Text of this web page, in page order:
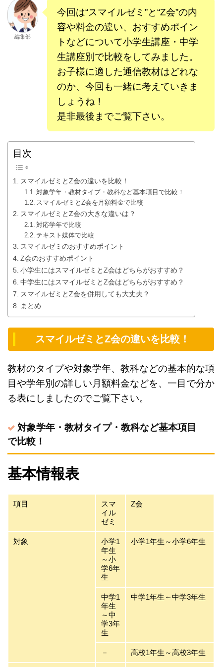
編集部
今回は“スマイルゼミ”と“Z会”の内
容や料金の違い、おすすめポイン
トなどについて小学生講座・中学
生講座別で比較をしてみました。
お子様に適した通信教材はどれな
のか、今回も一緒に考えていきま
しょうね！
是非最後までご覧下さい。
目次
スマイルゼミとZ会の違いを比較！
対象学年・教材タイプ・教科など基本項目で比較！
スマイルゼミとZ会を月額料金で比較
スマイルゼミとZ会の大きな違いは？
対応学年で比較
テキスト媒体で比較
スマイルゼミのおすすめポイント
Z会のおすすめポイント
小学生にはスマイルゼミとZ会はどちらがおすすめ？
中学生にはスマイルゼミとZ会はどちらがおすすめ？
スマイルゼミとZ会を併用しても大丈夫？
まとめ
スマイルゼミとZ会の違いを比較！
教材のタイプや対象学年、教科などの基本的な項
目や学年別の詳しい月額料金などを、一目で分か
る表にしましたのでご覧下さい。
対象学年・教材タイプ・教科など基本項目
で比較！
基本情報表
項目
スマ
イル
ゼミ
Z会
対象
小学1
年生
～小
学6年
生
小学1年生～小学6年生
中学1
年生
～中
学3年
生
中学1年生～中学3年生
－ 高校1年生～高校3年生